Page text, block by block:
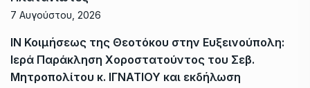
7 Αυγούστου, 2026
ΙΝ Κοιμήσεως της Θεοτόκου στην Ευξεινούπολη:
Ιερά Παράκληση Χοροστατούντος του Σεβ.
Μητροπολίτου κ. ΙΓΝΑΤΙΟΥ και εκδήλωση